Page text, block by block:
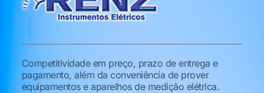
Competitividade em preço, prazo de entrega e
pagamento, além da conveniência de prover
equipamentos e aparelhos de medição elétrica.